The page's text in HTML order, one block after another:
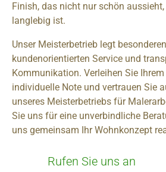
Finish, das nicht nur schön
langlebig ist.
Unser Meisterbetrieb legt
kundenorientierten Service und
Kommunikation. Verleihen Sie
individuelle Note und vertrauen Sie
unseres Meisterbetriebs für
Sie uns für eine unverbindliche
uns gemeinsam Ihr Wohnkonzept
Rufen Sie uns an